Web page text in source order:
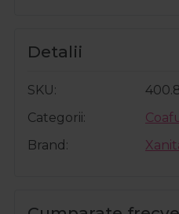
Detalii
SKU
Categorii
Brand